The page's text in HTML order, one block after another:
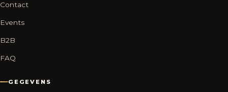
Contact
Events
B2B
FAQ
GEGEVENS